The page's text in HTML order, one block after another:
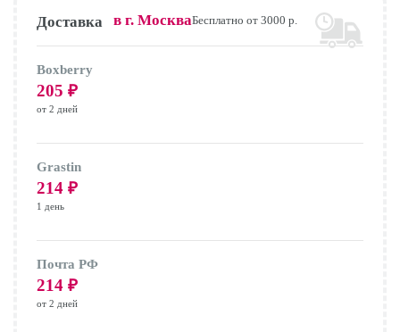
Доставка в г. МоскваБесплатно от 3000 р.
Boxberry
205 ₽
от 2 дней
Grastin
214 ₽
1 день
Почта РФ
214 ₽
от 2 дней